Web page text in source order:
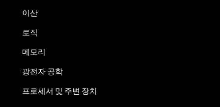
이산
로직
메모리
광전자 공학
프로세서 및 주변 장치